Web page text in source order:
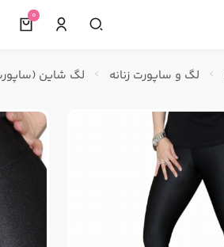
0
لگ و ساپورت زنانه لگ شاین